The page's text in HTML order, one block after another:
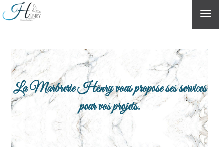
≡
La Marbrerie Henry vous propose ses services
pour vos projets.